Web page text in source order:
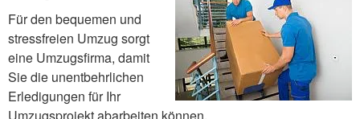
Für den bequemen und
stressfreien Umzug sorgt
eine Umzugsfirma, damit
Sie die unentbehrlichen
Erledigungen für Ihr